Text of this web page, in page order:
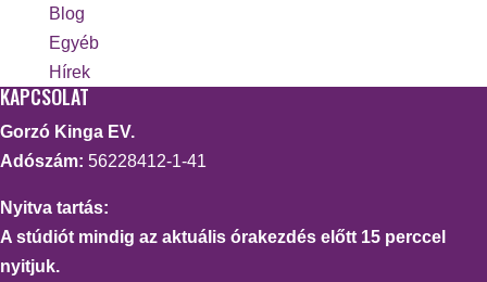
Blog
Egyéb
Hírek
KAPCSOLAT
Gorzó Kinga EV.
Adószám: 56228412-1-41
Nyitva tartás:
A stúdiót mindig az aktuális órakezdés előtt 15 perccel
nyitjuk.